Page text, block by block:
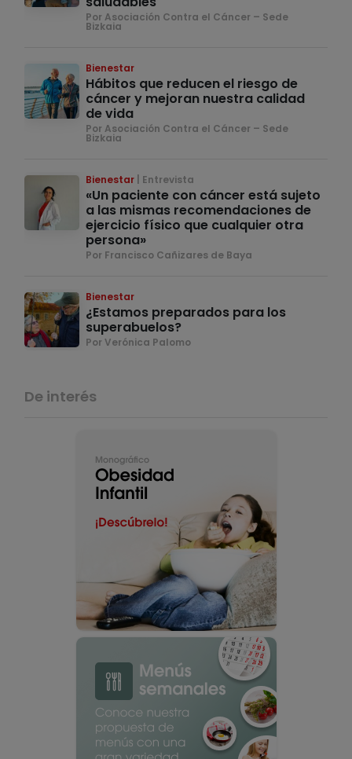
Por Asociación Contra el Cáncer – Sede
Bizkaia
Bienestar
Hábitos que reducen el riesgo de
cáncer y mejoran nuestra calidad
de vida
Por Asociación Contra el Cáncer – Sede
Bizkaia
Bienestar Entrevista
«Un paciente con cáncer está sujeto
a las mismas recomendaciones de
ejercicio físico que cualquier otra
persona»
Por Francisco Cañizares de Baya
Bienestar
¿Estamos preparados para los
superabuelos?
Por Verónica Palomo
De interés